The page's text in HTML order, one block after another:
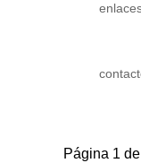
Página 1